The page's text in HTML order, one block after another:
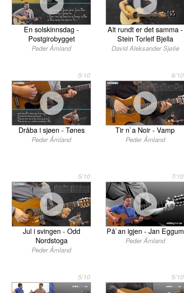
En solskinnsdag -
Postgirobygget
Peder Åmland
Alt rundt er det samma -
Stein Torleif Bjella
David Aleksander Sjølie
5/10
Dråba i sjøen - Tønes
Peder Åmland
6/10
Tir n`a Noir - Vamp
Peder Åmland
5/10
Jul i svingen - Odd
Nordstoga
Peder Åmland
7/10
På`an igjen - Jan Eggum
Peder Åmland
5/10 5/10